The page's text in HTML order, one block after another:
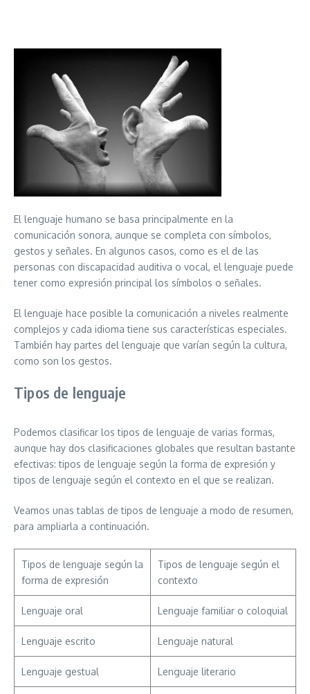
El lenguaje humano se basa principalmente en la
comunicación sonora, aunque se completa con símbolos,
gestos y señales. En algunos casos, como es el de las
personas con discapacidad auditiva o vocal, el lenguaje puede
tener como expresión principal los símbolos o señales.
El lenguaje hace posible la comunicación a niveles realmente
complejos y cada idioma tiene sus características especiales.
También hay partes del lenguaje que varían según la cultura,
como son los gestos.
Tipos de lenguaje
Podemos clasificar los tipos de lenguaje de varias formas,
aunque hay dos clasificaciones globales que resultan bastante
efectivas: tipos de lenguaje según la forma de expresión y
tipos de lenguaje según el contexto en el que se realizan.
Veamos unas tablas de tipos de lenguaje a modo de resumen,
para ampliarla a continuación.
Tipos de lenguaje según la
forma de expresión
Tipos de lenguaje según el
contexto
Lenguaje oral Lenguaje familiar o coloquial
Lenguaje escrito Lenguaje natural
Lenguaje gestual Lenguaje literario